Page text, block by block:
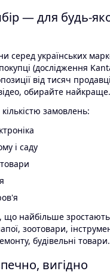
— для будь-
серед українських
(дослідження
від тисяч
обирайте найкраще.
замовлень:
і саду
що найбільше
зоотовари,
будівельні товари.
вигідно